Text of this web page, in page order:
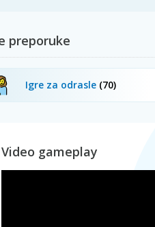
preporuke
Igre za odrasle (70)
Video gameplay